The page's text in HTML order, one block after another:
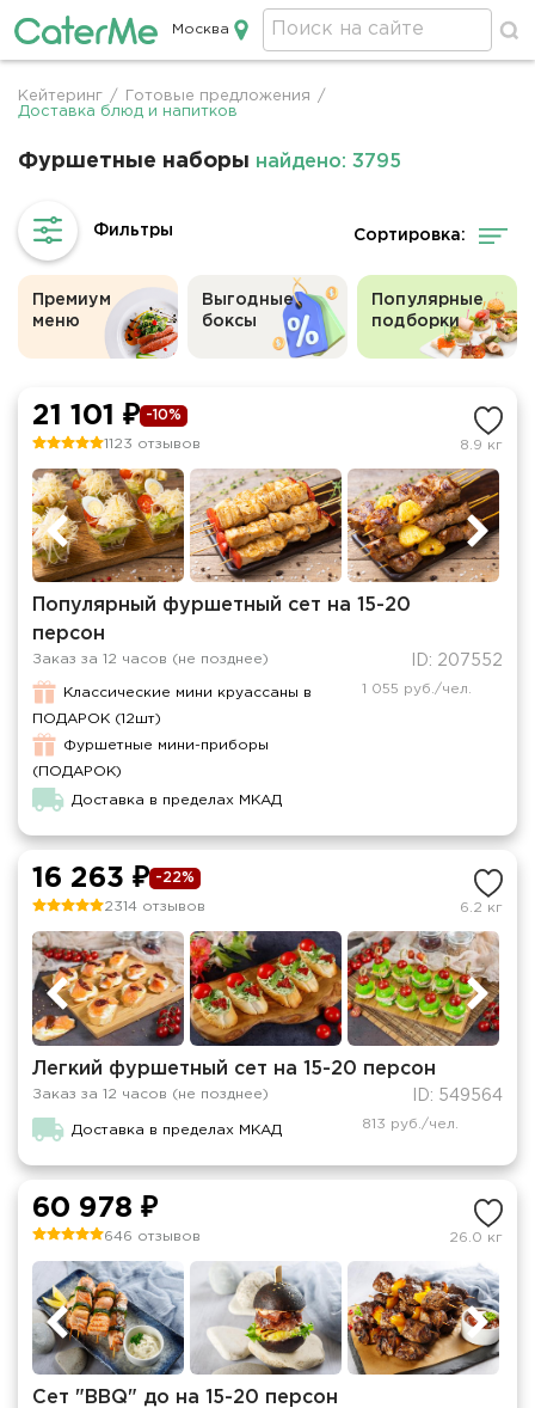
Кейтеринг в Москве
Москва
Строка
Кейтеринг / Готовые предложения
/
Доставка блюд и напитков
Фуршетные наборы найдено: 3795
Сортировка:
Премиум
меню
Выгодные
боксы
Популярные
подборки
21 101 ₽ -10%
1123 отзывов 8.9 кг
Популярный фуршетный сет на 15-20
персон
Заказ за 12 часов (не позднее) ID: 207552
Классические мини круассаны в
ПОДАРОК (12шт)
Фуршетные мини-приборы
(ПОДАРОК)
Доставка в пределах МКАД
1 055 руб./чел.
16 263 ₽ -22%
2314 отзывов 6.2 кг
Легкий фуршетный сет на 15-20 персон
Заказ за 12 часов (не позднее) ID: 549564
Доставка в пределах МКАД 813 руб./чел.
60 978 ₽
646 отзывов 26.0 кг
Сет "BBQ" до на 15-20 персон